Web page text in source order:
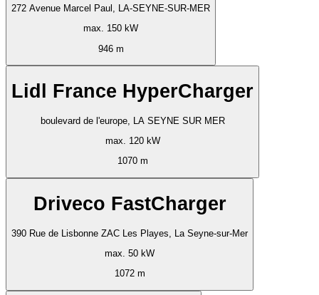
272 Avenue Marcel Paul, LA-SEYNE-SUR-MER
max. 150 kW
946 m
Lidl France HyperCharger
boulevard de l'europe, LA SEYNE SUR MER
max. 120 kW
1070 m
Driveco FastCharger
390 Rue de Lisbonne ZAC Les Playes, La Seyne-sur-Mer
max. 50 kW
1072 m